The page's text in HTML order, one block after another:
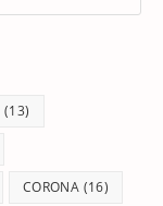
(13)
CORONA (16)